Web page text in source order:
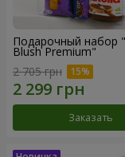
Подарочный набор
Blush Premium"
2 705 грн
Заказать